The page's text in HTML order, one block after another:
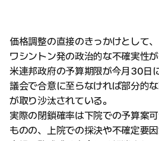
価格調整の直接のきっかけとして、
ワシントン発の政治的な不確実性が
米連邦政府の予算期限が今月30日
議会で合意に至らなければ部分的
が取り沙汰されている。
実際の閉鎖確率は下院での予算案
ものの、上院での採決や不確定要因